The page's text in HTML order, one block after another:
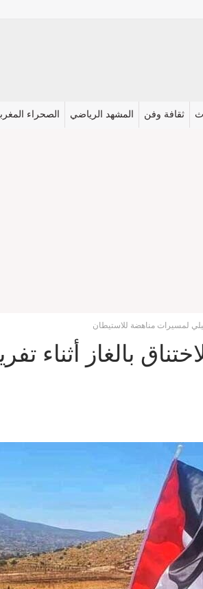
ثقافة وفن المشهد الرياضي الصحراء
لمسيرات مناهضة للاستيطان
بالغاز أثناء